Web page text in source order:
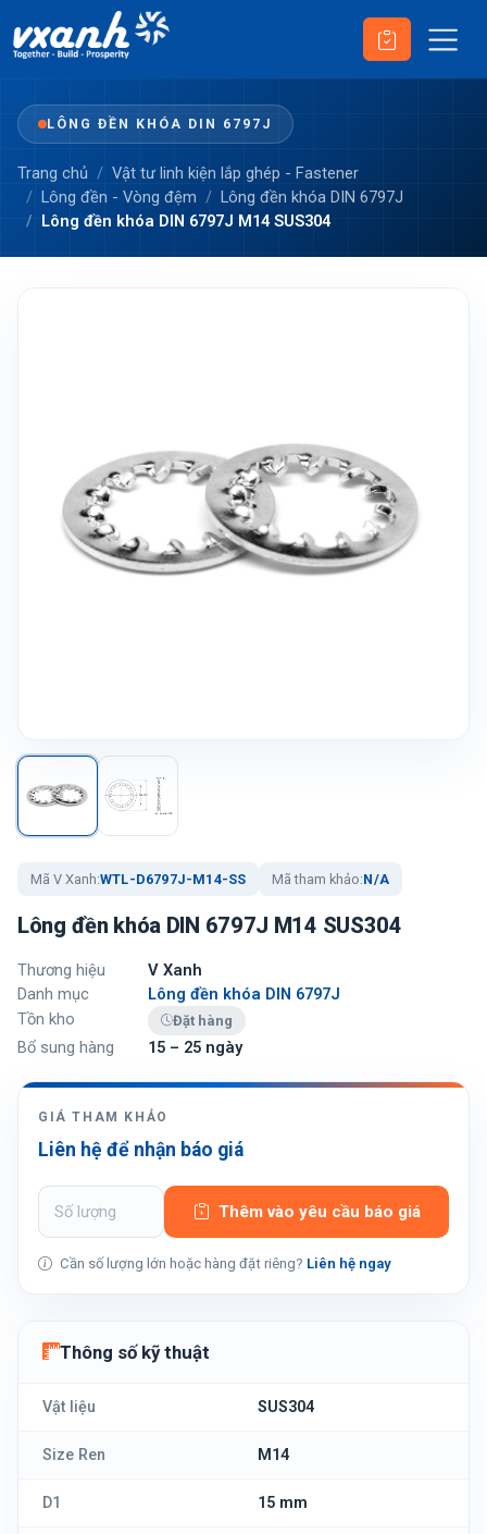
LÔNG ĐỀN KHÓA DIN 6797J
Trang chủ
Vật tư linh kiện lắp ghép - Fastener
Lông đền - Vòng đệm
Lông đền khóa DIN 6797J
Lông đền khóa DIN 6797J M14 SUS304
Mã V Xanh:WTL-D6797J-M14-SS Mã tham khảo:N/A
Lông đền khóa DIN 6797J M14 SUS304
Thương hiệu
V Xanh
Danh mục
Lông đền khóa DIN 6797J
Tồn kho
Đặt hàng
Bổ sung hàng 15 – 25 ngày
GIÁ THAM KHẢO
Liên hệ để nhận báo giá
Thêm vào yêu cầu báo giá
Cần số lượng lớn hoặc hàng đặt riêng? Liên hệ ngay
Thông số kỹ thuật
Vật liệu SUS304
Size Ren M14
D1 15 mm